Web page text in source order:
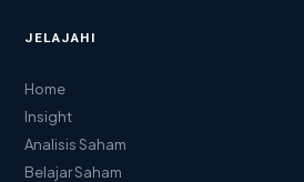
JELAJAHI
Home
Insight
Analisis Saham
Belajar Saham